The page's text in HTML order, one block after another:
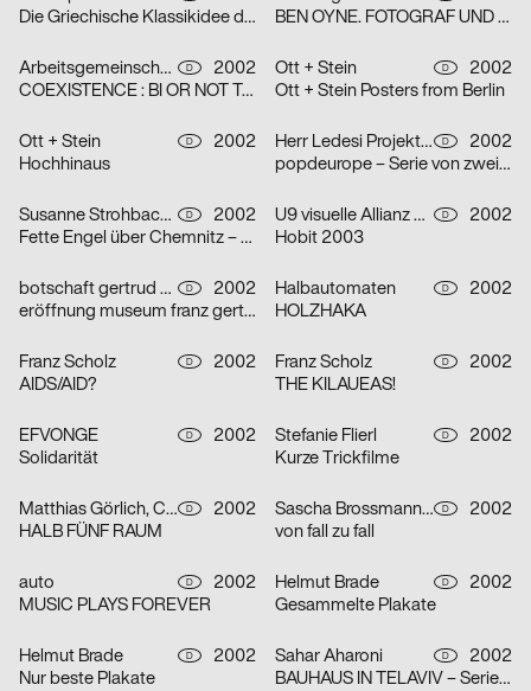
Die Griechische Klassikidee der Wirklichkeit – Serie von zwei Plakaten
BEN OYNE. FOTOGRAF UND FILMEMACHER
Arbeitsgemeinschaft für visuelle und verbale Kommunikation Uwe Loesch D
2002
COEXISTENCE : BI OR NOT TO BE
Ott + Stein D
2002
Ott + Stein Posters from Berlin
Ott + Stein D
2002
Hochhinaus
Herr Ledesi Projekt- und Werbeagentur D
2002
popdeurope – Serie von zwei Plakaten
Susanne Strohbach, Ralf Wolfermann D
2002
Fette Engel über Chemnitz – Serie von vier Plakaten
U9 visuelle Allianz GmbH D
2002
Hobit 2003
botschaft gertrud nolte visuelle kommunikation und beratung D
2002
eröffnung museum franz gertsch
Halbautomaten D
2002
HOLZHAKA
Franz Scholz D
2002
AIDS/AID?
Franz Scholz D
2002
THE KILAUEAS!
EFVONGE D
2002
Solidarität
Stefanie Flierl D
2002
Kurze Trickfilme
Matthias Görlich, Charalampos Lazos D
2002
HALB FÜNF RAUM
Sascha Brossmann, Heike Grebin, Nina Lehmann D
2002
von fall zu fall
auto D
2002
MUSIC PLAYS FOREVER
Helmut Brade D
2002
Gesammelte Plakate
Helmut Brade D
2002
Nur beste Plakate
Sahar Aharoni D
2002
BAUHAUS IN TELAVIV – Serie von drei Plakaten